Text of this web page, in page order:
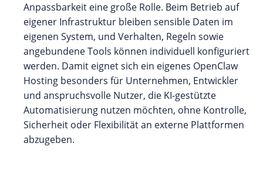
Anpassbarkeit eine große Rolle. Beim Betrieb auf
eigener Infrastruktur bleiben sensible Daten im
eigenen System, und Verhalten, Regeln sowie
angebundene Tools können individuell konfiguriert
werden. Damit eignet sich ein eigenes OpenClaw
Hosting besonders für Unternehmen, Entwickler
und anspruchsvolle Nutzer, die KI-gestützte
Automatisierung nutzen möchten, ohne Kontrolle,
Sicherheit oder Flexibilität an externe Plattformen
abzugeben.